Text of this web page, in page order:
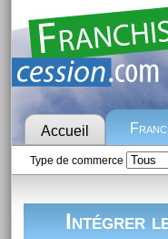
Accueil
Type de commerce
Intégrer